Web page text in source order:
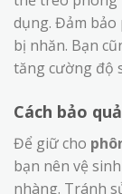
dụng. Đảm
bị nhăn. Bạn
tăng cường độ
Cách bảo
Để giữ cho
bạn nên vệ
nhàng. Tránh